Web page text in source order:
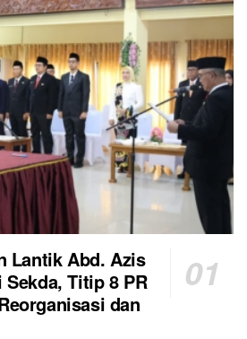
Lantik Abd. Azis
Titip 8 PR
dan